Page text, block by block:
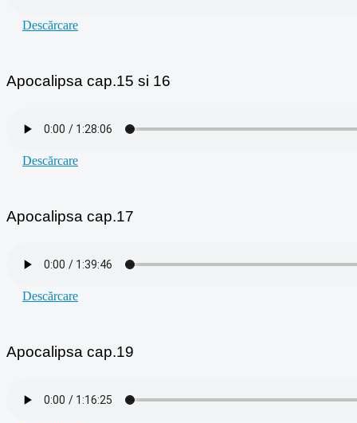
Descărcare
Apocalipsa cap.15 si 16
Descărcare
Apocalipsa cap.17
Descărcare
Apocalipsa cap.19